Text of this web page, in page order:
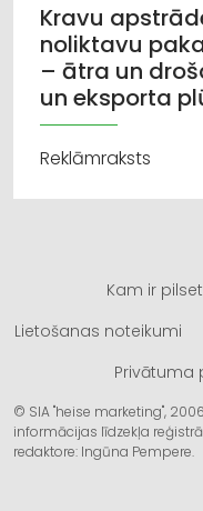
Kravu
noliktavu
– ātra un
un eksporta
Reklāmraksts
Kam ir
Lietošanas noteikumi
Privātuma
© SIA "heise marketing",
informācijas līdzekļa
redaktore: Ingūna Pempere.